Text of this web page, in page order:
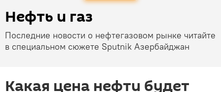
Нефть и газ
Последние новости о нефтегазовом рынке читайте
в специальном сюжете Sputnik Азербайджан
Какая цена нефти будет